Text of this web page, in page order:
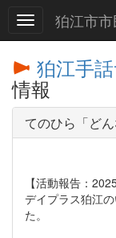
狛江市
狛江手
情報
てのひら「ど
【活動報告：
デイプラス狛江
た。